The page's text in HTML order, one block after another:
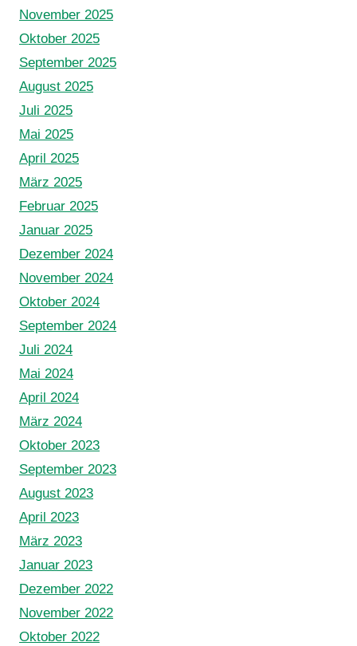
November 2025
Oktober 2025
September 2025
August 2025
Juli 2025
Mai 2025
April 2025
März 2025
Februar 2025
Januar 2025
Dezember 2024
November 2024
Oktober 2024
September 2024
Juli 2024
Mai 2024
April 2024
März 2024
Oktober 2023
September 2023
August 2023
April 2023
März 2023
Januar 2023
Dezember 2022
November 2022
Oktober 2022